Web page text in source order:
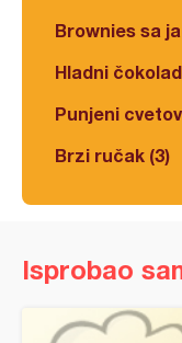
Brownies sa
Hladni
Punjeni
Brzi ručak (3)
Isprobao